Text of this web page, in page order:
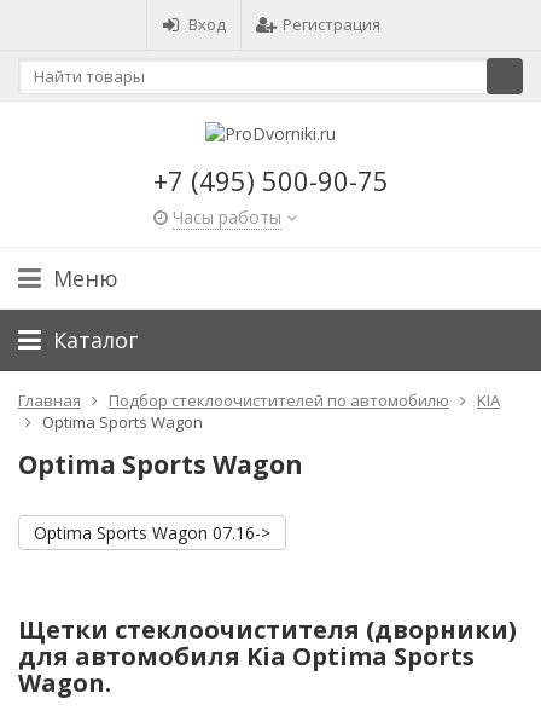
Вход Регистрация
+7 (495) 500-90-75
Часы работы
Меню
Каталог
Главная Подбор стеклоочистителей по автомобилю
KIA
Optima Sports Wagon
Optima Sports Wagon
Optima Sports Wagon 07.16->
Щетки стеклоочистителя (дворники)
для автомобиля Kia Optima Sports
Wagon.